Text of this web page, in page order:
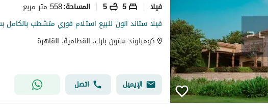
فیلا 5
5 المساحة:558 متر مربع
كومباوند ستون بارك، القطامية، القاهرة
الإيميل اتصل